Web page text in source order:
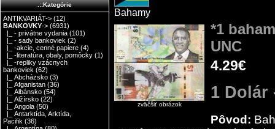
.::Kategórie
ANTIKVARIÁT-> (12)
BANKOVKY-> (6931)
|_ - privátne vydania (101)
|_ - sady bankoviek (2)
|_ -akcie, cenné papiere (4)
|_ -literatúra, obaly, pomôcky (1)
|_ -repliky vzácnych
bankoviek (62)
|_ Abcházsko (3)
|_ Afganistan (36)
|_ Albánsko (54)
|_ Alžírsko (22)
|_ Angola (50)
|_ Antarktída, Arktída,
Pacifik (36)
Bahamy
zväčšiť obrázok
*1
UNC
4.29€
1 Dolár
Pôvod: